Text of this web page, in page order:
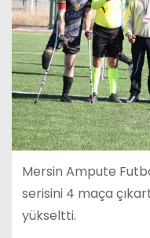
Mersin Ampute
serisini 4 maça
yükseltti.